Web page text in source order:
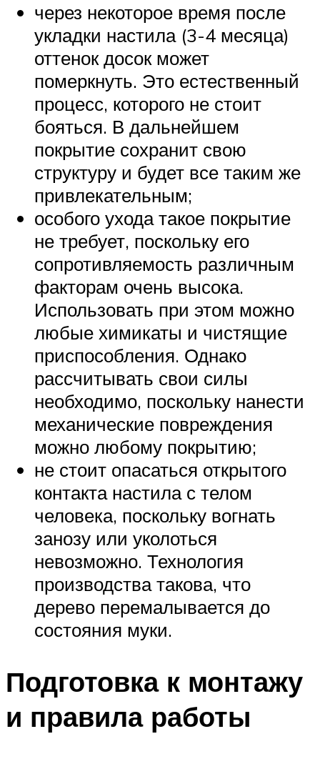
через некоторое время после
укладки настила (3-4 месяца)
оттенок досок может
померкнуть. Это естественный
процесс, которого не стоит
бояться. В дальнейшем
покрытие сохранит свою
структуру и будет все таким же
привлекательным;
особого ухода такое покрытие
не требует, поскольку его
сопротивляемость различным
факторам очень высока.
Использовать при этом можно
любые химикаты и чистящие
приспособления. Однако
рассчитывать свои силы
необходимо, поскольку нанести
механические повреждения
можно любому покрытию;
не стоит опасаться открытого
контакта настила с телом
человека, поскольку вогнать
занозу или уколоться
невозможно. Технология
производства такова, что
дерево перемалывается до
состояния муки.
Подготовка к монтажу
и правила работы